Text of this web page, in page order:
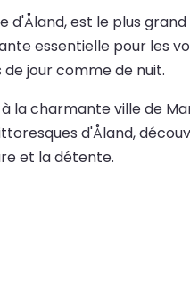
est le plus
essentielle pour les
jour comme de nuit.
la charmante ville de
d'Åland,
et la détente.